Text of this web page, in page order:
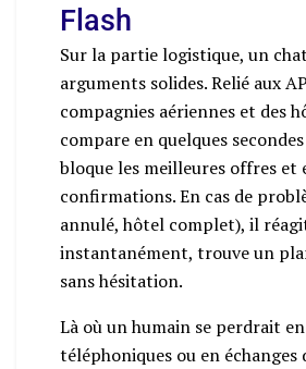
Flash
Sur la partie logistique, un
arguments solides. Relié aux
compagnies aériennes et des
compare en quelques
bloque les meilleures offres et
confirmations. En cas de
annulé, hôtel complet), il
instantanément, trouve un
sans hésitation.
Là où un humain se perdrait
téléphoniques ou en échanges